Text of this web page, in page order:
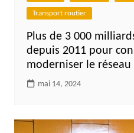
Transport routier
Plus de 3 000
depuis 2011 pour
moderniser le
mai 14, 2024